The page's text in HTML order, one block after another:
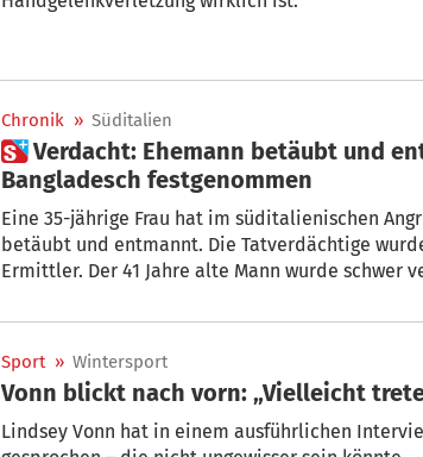
Chronik » Süditalien
 Verdacht: Ehemann betäubt und entmannt – 35-Jährige aus dem
Bangladesch festgenommen
Eine 35-jährige Frau hat im süditalienischen
betäubt und entmannt. Die Tatverdächtige
Ermittler. Der 41 Jahre alte Mann wurde schwer
Sport » Wintersport
Vonn blickt nach vorn: „Vielleicht
Lindsey Vonn hat in einem ausführlichen